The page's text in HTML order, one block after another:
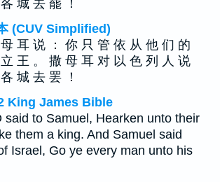
城 去 罷 ！
(CUV Simplified)
耳 说 ： 你 只 管 依 从 他 们 的
王 。 撒 母 耳 对 以 色 列 人 说
城 去 罢 ！
King James Bible
said to Samuel, Hearken unto their
them a king. And Samuel said
Israel, Go ye every man unto his